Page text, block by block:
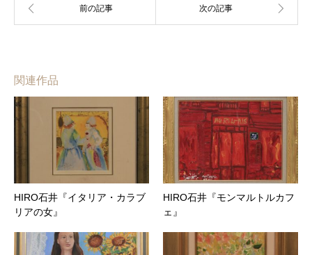
関連作品
HIRO石井『イタリア・カラブ
リアの女』
HIRO石井『モンマルトルカフ
ェ』